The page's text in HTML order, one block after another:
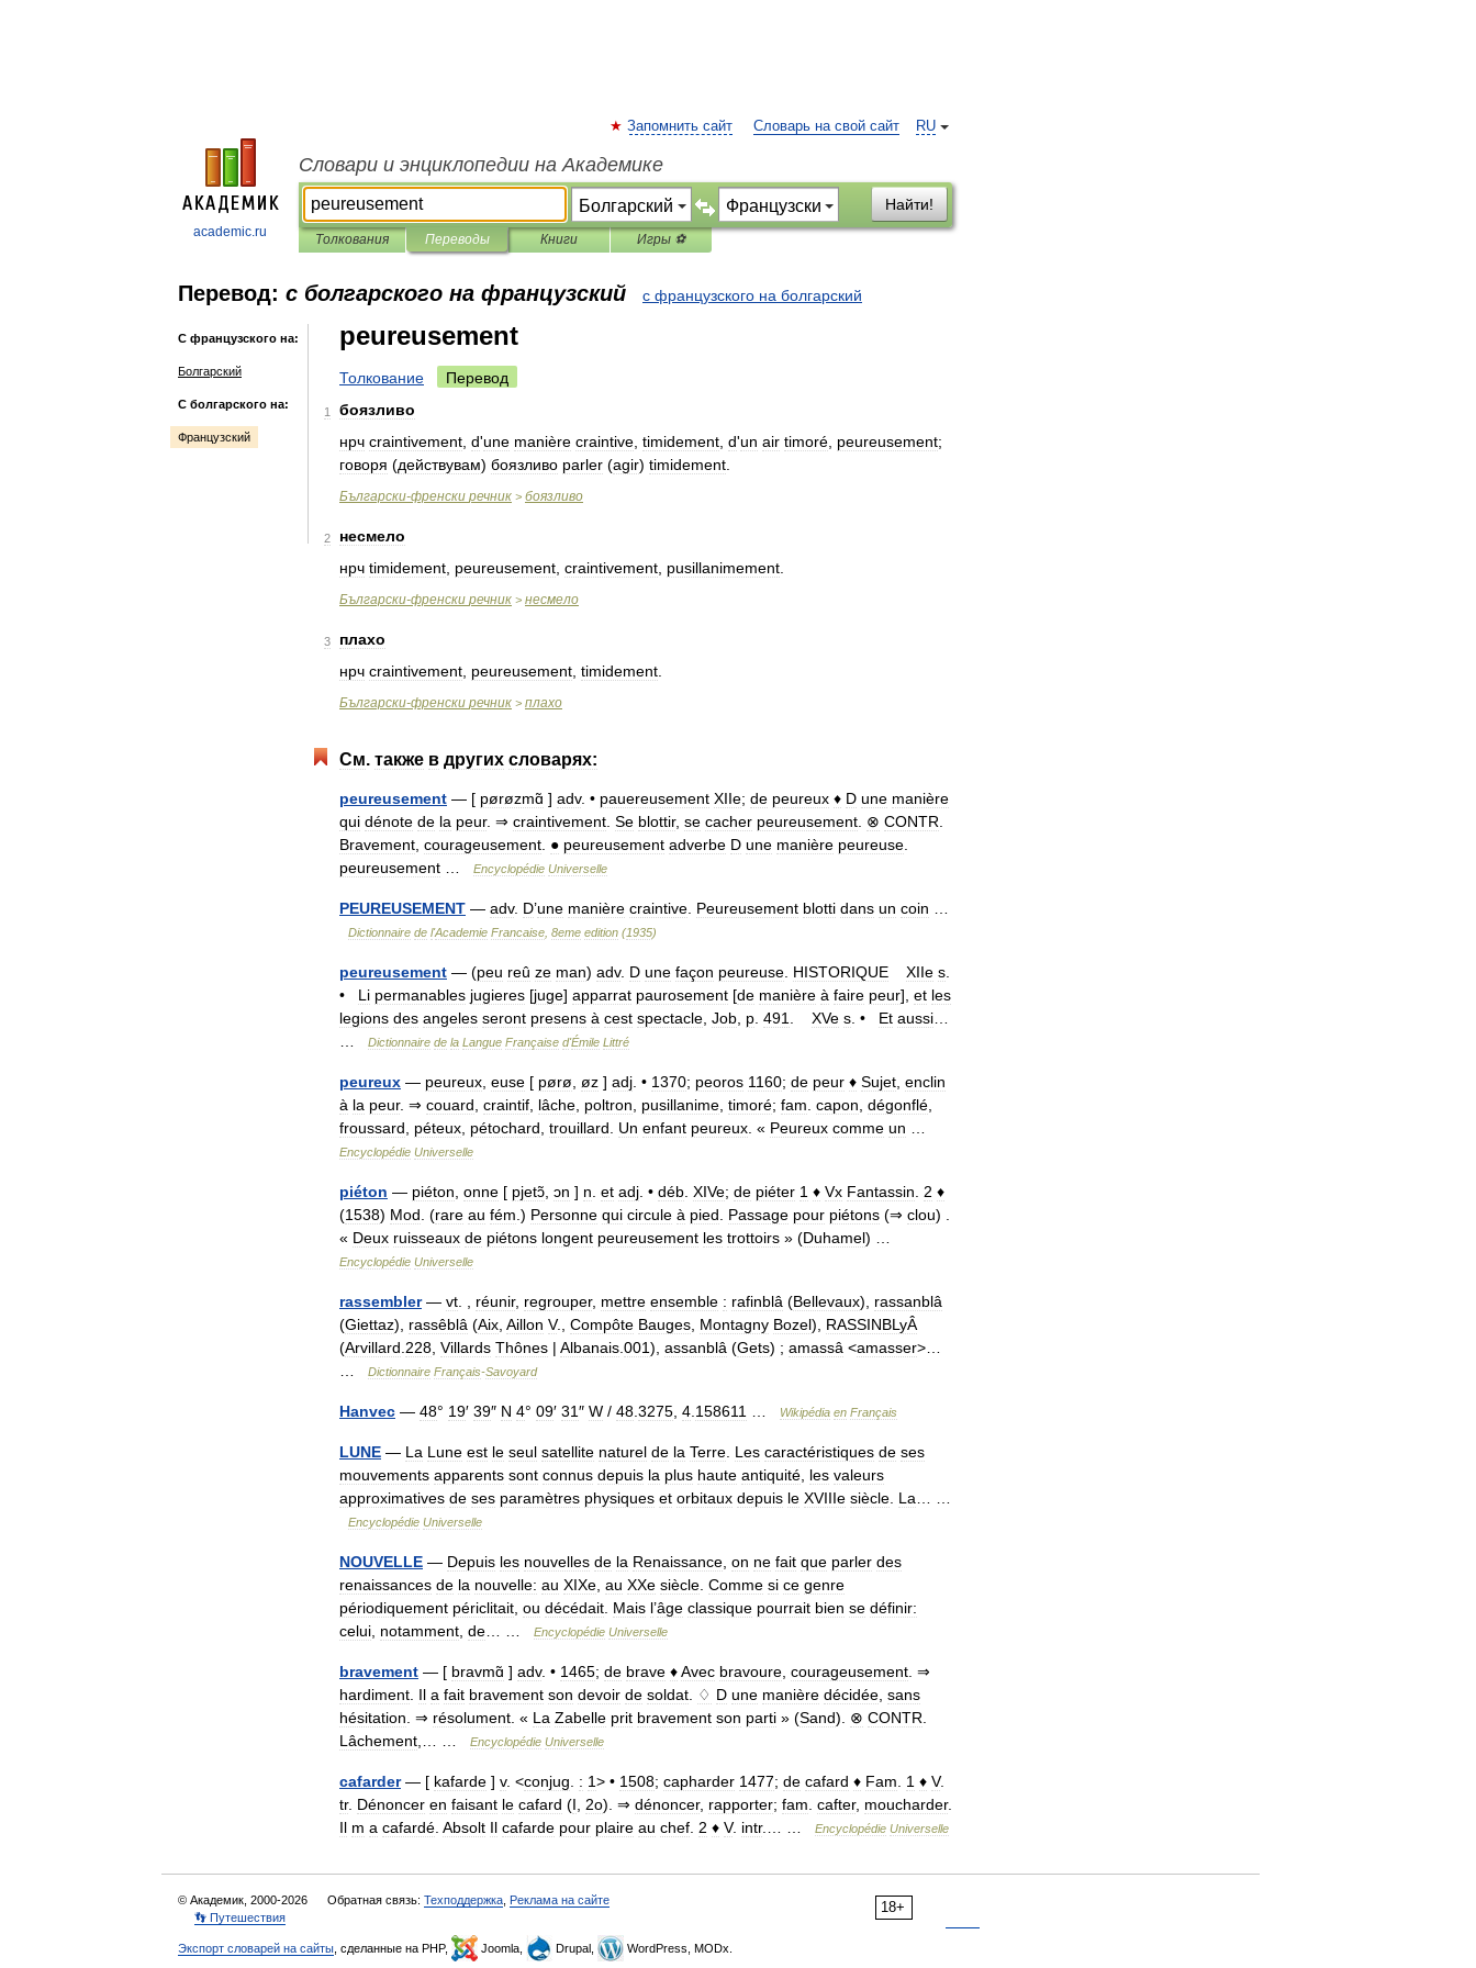
academic.ru
RU
Запомнить сайт Словарь на свой сайт
Словари и энциклопедии на Академике
Найти!
Толкования Переводы Книги Игры ⚽
Перевод: с болгарского на французский с французского на болгарский
С французского на:
Болгарский
С болгарского на:
Французский
peureusement
Толкование Перевод
1
боязливо
нрч craintivement d'une manière craintive timidement d'un air timoré peureusement;
говоря (действувам) боязливо parler (agir) timidement
Български-френски речник > боязливо
2
несмело
нрч timidement peureusement craintivement pusillanimement
Български-френски речник > несмело
3
плахо
нрч craintivement peureusement timidement
Български-френски речник > плахо
См. также в других словарях:
peureusement — [ pørøzmɑ̃ ] adv. • pauereusement XIIe; de peureux ♦ D une manière
qui dénote de la peur. ⇒ craintivement Se blottir, se cacher peureusement ⊗ CONTR
Bravement courageusement ● peureusement adverbe D une manière peureuse
peureusement
Encyclopédie Universelle
PEUREUSEMENT — adv. D’une manière craintive Peureusement blotti dans un coin
Dictionnaire de l'Academie Francaise 8eme edition (1935)
peureusement — (peu reû ze man) adv. D une façon peureuse HISTORIQUE XIIe s
• Li permanables jugieres [juge] apparrat paurosement [de manière à faire peur], et les
legions des angeles seront presens à cest spectacle Job p 491 XVe s . • Et aussi
Dictionnaire de la Langue Française d'Émile Littré
peureux — peureux euse [ pørø øz ] adj . • 1370; peoros 1160; de peur ♦ Sujet enclin
à la peur. ⇒ couard craintif lâche poltron pusillanime timoré; fam capon dégonflé
froussard
péteux pétochard trouillard Un enfant peureux . « Peureux comme un
Encyclopédie Universelle
piéton — piéton onne [ pjetɔ̃ ɔn ] n et adj . • déb XIVe; de piéter 1 ♦ Vx Fantassin 2 ♦
(1538) Mod . (rare au fém .) Personne qui circule à pied Passage pour piétons (⇒ clou) .
« Deux ruisseaux de piétons longent peureusement les trottoirs » (Duhamel) …
Encyclopédie Universelle
rassembler— vt réunir, regrouper, mettre ensemble : rafinblâ (Bellevaux), rassanblâ
(Giettaz), rassêblâ (Aix Aillon V., Compôte Bauges Montagny Bozel), RASSINBLyÂ
(Arvillard 228 Villards Thônes | Albanais 001), assanblâ (Gets) ; amassâ <amasser>…
Dictionnaire Français-Savoyard
Hanvec — 48° 19′ 39″ N 4° 09′ 31″ W / 48 3275 4 158611 Wikipédia en Français
LUNE — La Lune est le seul satellite naturel de la Terre Les caractéristiques de ses
mouvements apparents sont connus depuis la plus haute antiquité les valeurs
approximatives de ses paramètres physiques et orbitaux depuis le XVIIIe siècle La
Encyclopédie Universelle
NOUVELLE — Depuis les nouvelles de la Renaissance on ne fait que parler des
renaissances de la nouvelle: au XIXe au XXe siècle Comme si ce genre
périodiquement périclitait ou décédait Mais l’âge classique pourrait bien se définir:
celui notamment de Encyclopédie Universelle
bravement — [ bravmɑ̃ ] adv. • 1465; de brave ♦Avec bravoure courageusement . ⇒
hardiment Il a fait bravement son devoir de soldat ♢ D une manière décidée sans
hésitation . ⇒ résolument . « La Zabelle prit bravement son parti » (Sand). ⊗ CONTR
Lâchement
Encyclopédie Universelle
cafarder— [ kafarde ] v. <conjug : 1> • 1508; capharder 1477; de cafard ♦ Fam 1 ♦ V.
tr. Dénoncer en faisant le cafard (I 2o). ⇒ dénoncer, rapporter; fam cafter, moucharder.
Il m a cafardé Absolt Il cafarde pour plaire au chef 2 ♦ V. intr.… … Encyclopédie Universelle
18+
© Академик, 2000-2026 Обратная связь: Техподдержка Реклама на сайте
👣 Путешествия
Экспорт словарей на сайты , сделанные на PHP, Joomla, Drupal, WordPress, MODx.